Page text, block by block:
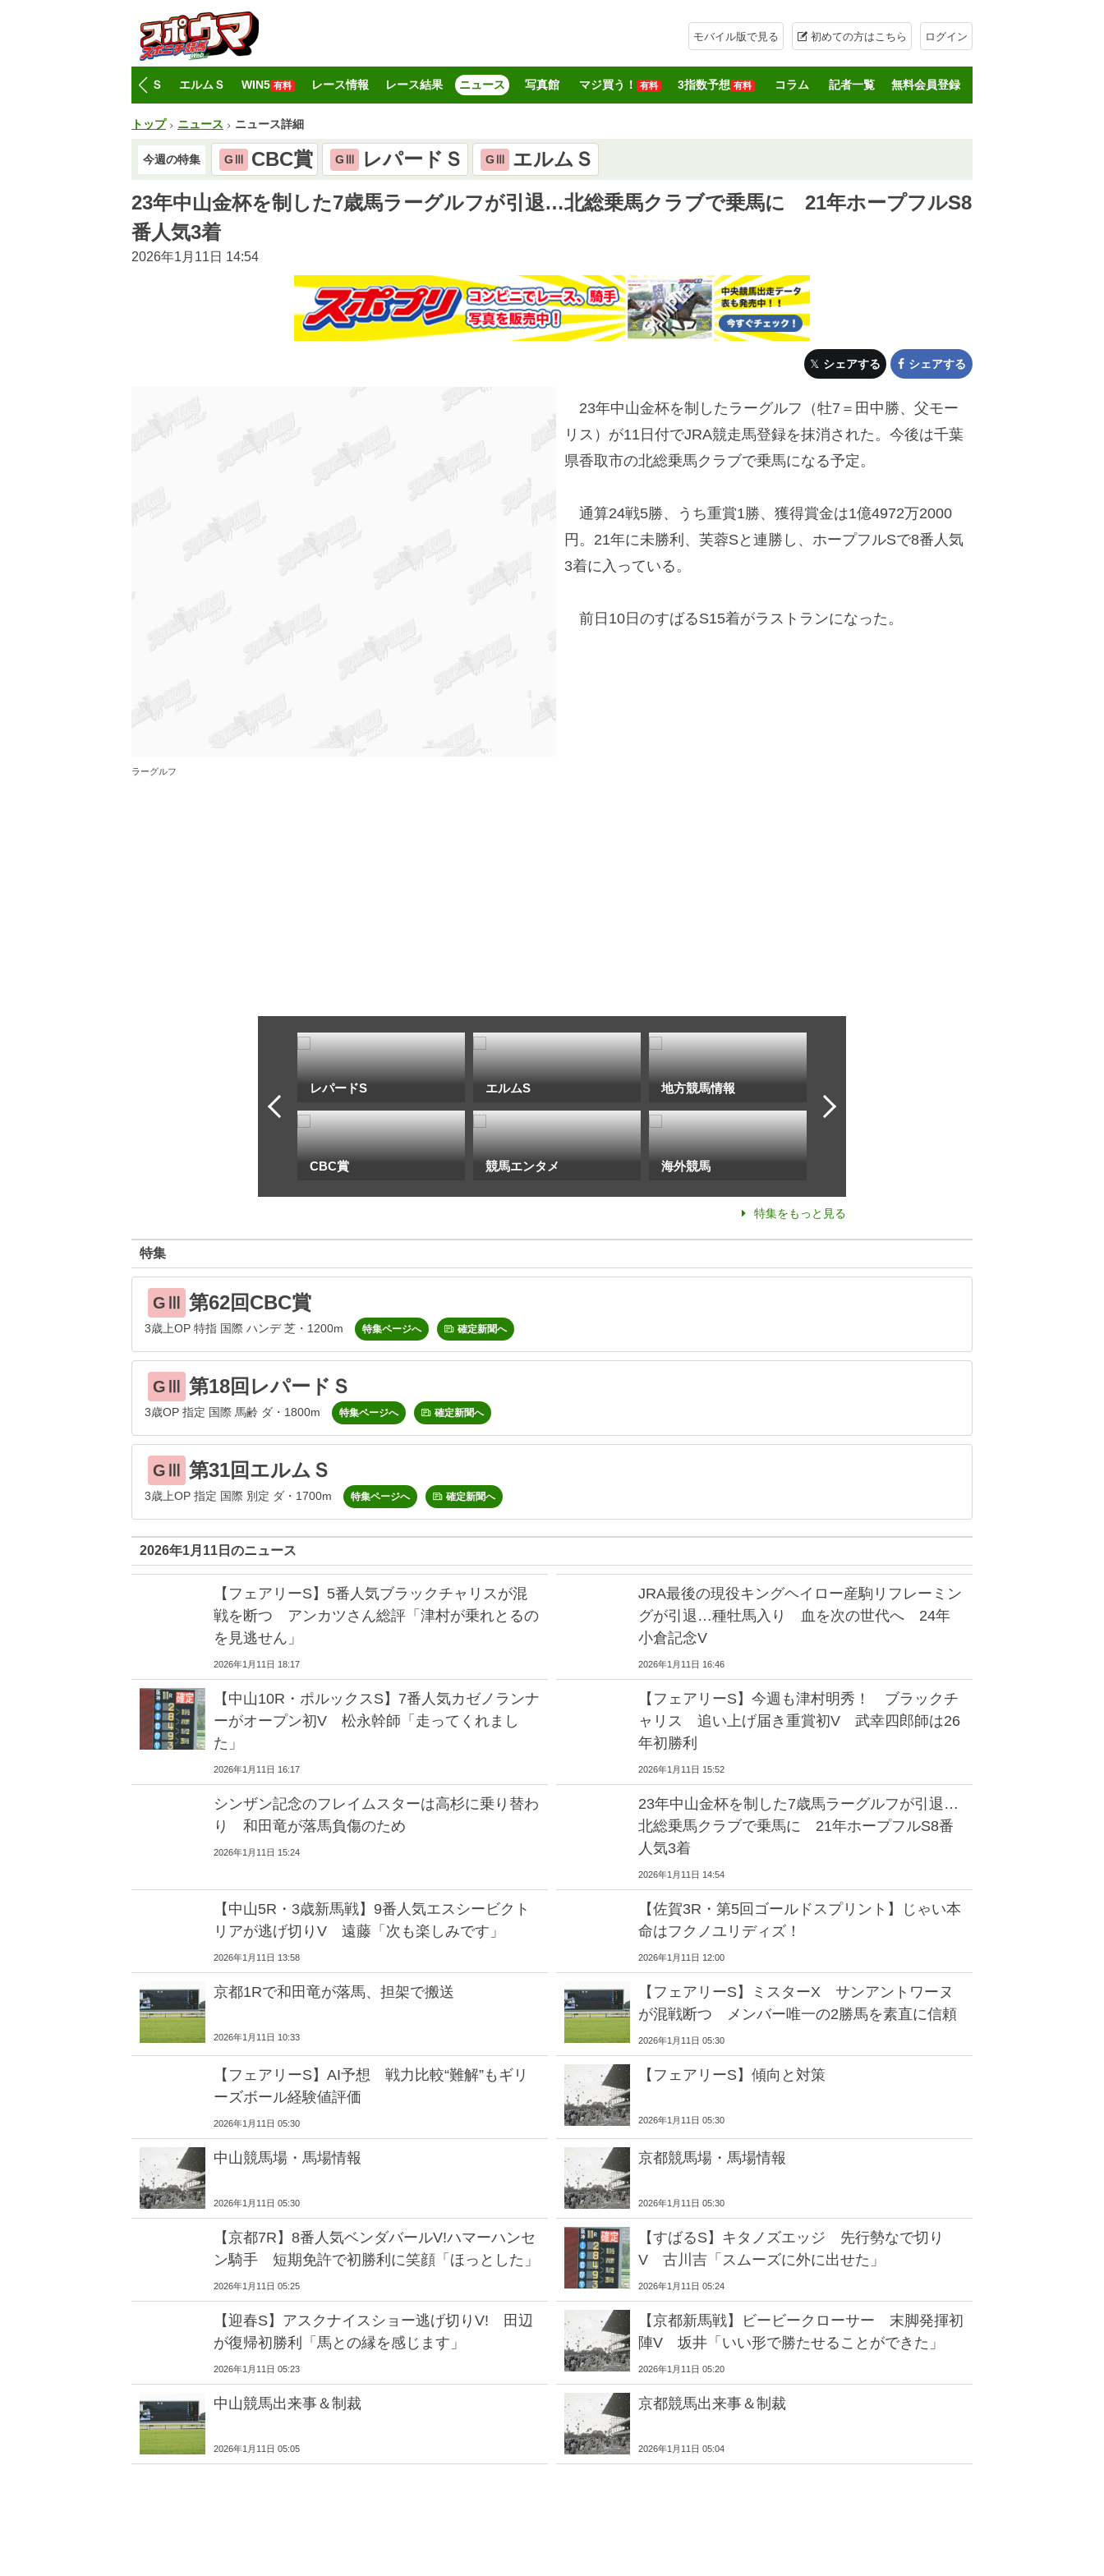
モバイル版で見る 初めての方はこちら ログイン
レパードＳ エルムＳ WIN5 有料 レース情報 レース結果 ニュース 写真館 マジ買う！ 有料 3指数予想 有料 コラム 記者一覧 無料会員登録
トップ ニュース ニュース詳細
今週の特集 GⅢ CBC賞 GⅢ レパードＳ GⅢ
エルムＳ
23年中山金杯を制した7歳馬ラーグルフが引退…北総乗馬クラブで乗馬に 21年ホープフルS8
番人気3着
2026年1月11日 14:54
シェアする シェアする
ラーグルフ
23年中山金杯を制したラーグルフ（牡7＝田中勝、父モー
リス）が11日付でJRA競走馬登録を抹消された。今後は千葉
県香取市の北総乗馬クラブで乗馬になる予定。
通算24戦5勝、うち重賞1勝、獲得賞金は1億4972万2000
円。21年に未勝利、芙蓉Sと連勝し、ホープフルSで8番人気
3着に入っている。
前日10日のすばるS15着がラストランになった。
レパードS
CBC賞
エルムS
競馬エンタメ
地方競馬情報
海外競馬
特集をもっと見る
特集
GⅢ 第62回CBC賞
3歳上OP 特指 国際 ハンデ 芝・1200m 特集ページへ 確定新聞へ
GⅢ 第18回レパードＳ
3歳OP 指定 国際 馬齢 ダ・1800m 特集ページへ 確定新聞へ
GⅢ 第31回エルムＳ
3歳上OP 指定 国際 別定 ダ・1700m 特集ページへ 確定新聞へ
2026年1月11日のニュース
【フェアリーS】5番人気ブラックチャリスが混
戦を断つ アンカツさん総評「津村が乗れとるの
を見逃せん」
2026年1月11日 18:17
JRA最後の現役キングヘイロー産駒リフレーミン
グが引退…種牡馬入り 血を次の世代へ 24年
小倉記念V
2026年1月11日 16:46
【中山10R・ポルックスS】7番人気カゼノランナ
ーがオープン初V 松永幹師「走ってくれまし
た」
2026年1月11日 16:17
【フェアリーS】今週も津村明秀！ ブラックチ
ャリス 追い上げ届き重賞初V 武幸四郎師は26
年初勝利
2026年1月11日 15:52
シンザン記念のフレイムスターは高杉に乗り替わ
り 和田竜が落馬負傷のため
2026年1月11日 15:24
23年中山金杯を制した7歳馬ラーグルフが引退…
北総乗馬クラブで乗馬に 21年ホープフルS8番
人気3着
2026年1月11日 14:54
【中山5R・3歳新馬戦】9番人気エスシービクト
リアが逃げ切りV 遠藤「次も楽しみです」
2026年1月11日 13:58
【佐賀3R・第5回ゴールドスプリント】じゃい本
命はフクノユリディズ！
2026年1月11日 12:00
京都1Rで和田竜が落馬、担架で搬送
2026年1月11日 10:33
【フェアリーS】ミスターX サンアントワーヌ
が混戦断つ メンバー唯一の2勝馬を素直に信頼
2026年1月11日 05:30
【フェアリーS】AI予想 戦力比較“難解”もギリ
ーズボール経験値評価
2026年1月11日 05:30
【フェアリーS】傾向と対策
2026年1月11日 05:30
中山競馬場・馬場情報
2026年1月11日 05:30
京都競馬場・馬場情報
2026年1月11日 05:30
【京都7R】8番人気ベンダバールV!ハマーハンセ
ン騎手 短期免許で初勝利に笑顔「ほっとした」
2026年1月11日 05:25
【すばるS】キタノズエッジ 先行勢なで切り
V 古川吉「スムーズに外に出せた」
2026年1月11日 05:24
【迎春S】アスクナイスショー逃げ切りV! 田辺
が復帰初勝利「馬との縁を感じます」
2026年1月11日 05:23
【京都新馬戦】ビービークローサー 末脚発揮初
陣V 坂井「いい形で勝たせることができた」
2026年1月11日 05:20
中山競馬出来事＆制裁
2026年1月11日 05:05
京都競馬出来事＆制裁
2026年1月11日 05:04